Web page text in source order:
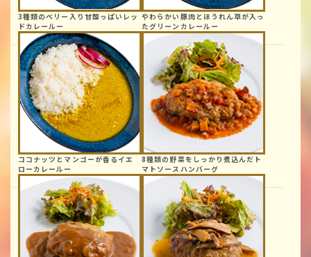
3種類のベリー入り 甘酸っぱい レッ
ドカレールー
やわらかい豚肉と ほうれん草が入っ
たグリーンカレールー
ココナッツと マンゴーが香るイエ
ローカレールー
8種類の野菜を しっかり煮込んだ ト
マトソース ハンバーグ